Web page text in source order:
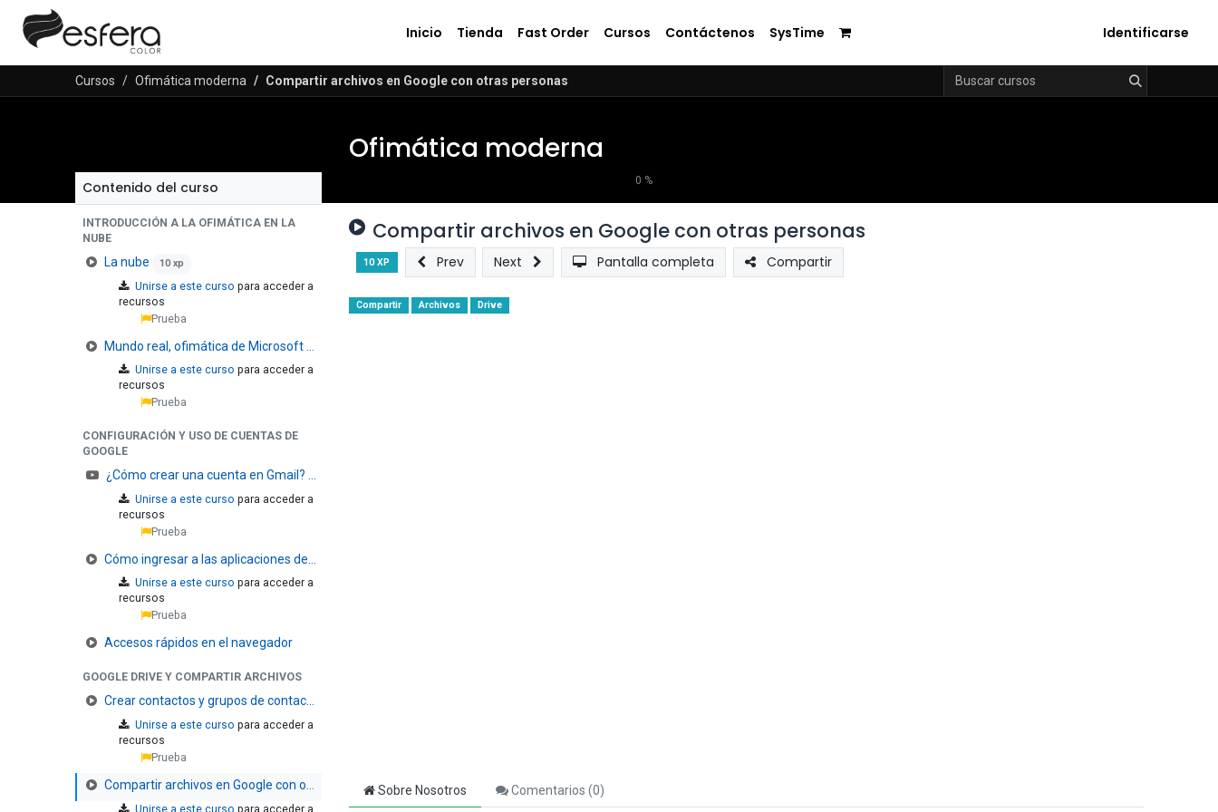
Inicio Tienda Fast Order Cursos Contáctenos SysTime Identificarse
Cursos Ofimática moderna Compartir archivos en Google con otras personas
Ofimática moderna
0 %
Contenido del curso
INTRODUCCIÓN A LA OFIMÁTICA EN LA
NUBE
La nube 10 xp
Unirse a este curso para acceder a
recursos
Prueba
Unirse a este curso para acceder a
recursos
Prueba
CONFIGURACIÓN Y USO DE CUENTAS DE
GOOGLE
¿Cómo crear una cuenta en Gmail? 10 xp
Unirse a este curso para acceder a
recursos
Prueba
Unirse a este curso para acceder a
recursos
Prueba
Accesos rápidos en el navegador
GOOGLE DRIVE Y COMPARTIR ARCHIVOS
Crear contactos y grupos de contactos en Google
Unirse a este curso para acceder a
recursos
Prueba
Compartir archivos en Google con otras personas 10 xp
Unirse a este curso para acceder a
Compartir archivos en Google con otras personas
10 XP Prev Next Pantalla completa Compartir
Compartir Archivos Drive
Sobre Nosotros Comentarios (0)